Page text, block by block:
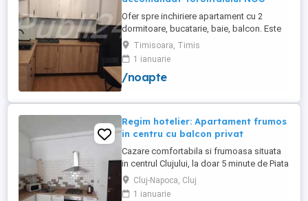
Ofer spre inchiriere apartament cu 2
dormitoare, bucatarie, baie, balcon. Este
complet utilat si mobilat nou, clima,
internet, tv, video interfon masina de
spalat haine, lenjerii, prosoape,
consumabile. In incinta complexului de
de joaca pentru copii. Apartamentul ...
Timisoara, Timis
1 ianuarie
/noapte
Regim hotelier: Apartament frumos
in centru cu balcon privat
Cazare comfortabila si frumoasa situata
in centrul Clujului, la doar 5 minute de Piata
Mihai Viteazu, intr-un bloc nou.
Apartamentul este mobilat si utilat
Cluj-Napoca, Cluj
1 ianuarie